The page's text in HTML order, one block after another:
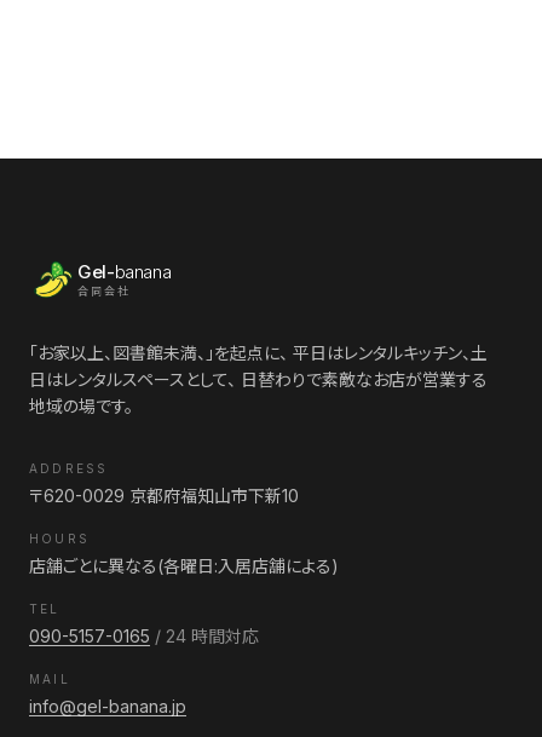
Gel-banana
合同会社
「お家以上、図書館未満、」を起点に、 平日はレンタルキッチン、土
日はレンタルスペースとして、 日替わりで素敵なお店が営業する
地域の場です。
ADDRESS
〒620-0029 京都府福知山市下新10
HOURS
店舗ごとに異なる(各曜日:入居店舗による)
TEL
090-5157-0165 / 24 時間対応
MAIL
info@gel-banana.jp